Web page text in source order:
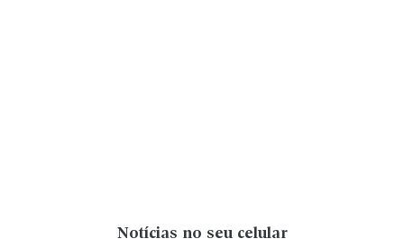
Notícias no seu celular